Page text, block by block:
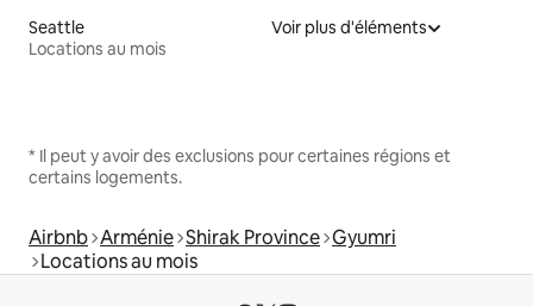
Seattle
Locations au mois
Voir plus d'éléments
* Il peut y avoir des exclusions pour certaines régions et
certains logements.
Airbnb Arménie Shirak Province Gyumri
Locations au mois